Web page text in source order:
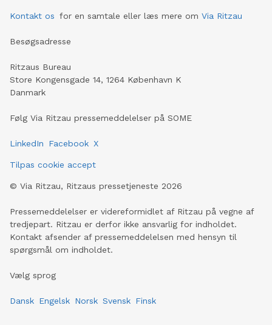
Kontakt os for en samtale eller læs mere om Via Ritzau
Besøgsadresse
Ritzaus Bureau
Store Kongensgade 14, 1264 København K
Danmark
Følg Via Ritzau pressemeddelelser på SOME
LinkedIn Facebook X
Tilpas cookie accept
© Via Ritzau, Ritzaus pressetjeneste 2026
Pressemeddelelser er videreformidlet af Ritzau på vegne af
tredjepart. Ritzau er derfor ikke ansvarlig for indholdet.
Kontakt afsender af pressemeddelelsen med hensyn til
spørgsmål om indholdet.
Vælg sprog
Dansk Engelsk Norsk Svensk Finsk